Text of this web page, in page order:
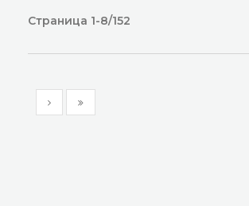
Страница 1-8/152